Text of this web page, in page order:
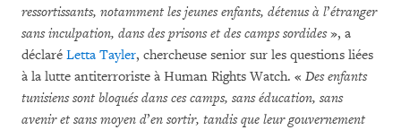
ressortissants, notamment les jeunes enfants, détenus à l’étranger
sans inculpation, dans des prisons et des camps sordides», a
déclaré Letta Tayler, chercheuse senior sur les questions liées
à la lutte antiterroriste à Human Rights Watch. « Des enfants
tunisiens sont bloqués dans ces camps, sans éducation, sans
avenir et sans moyen d’en sortir, tandis que leur gouvernement